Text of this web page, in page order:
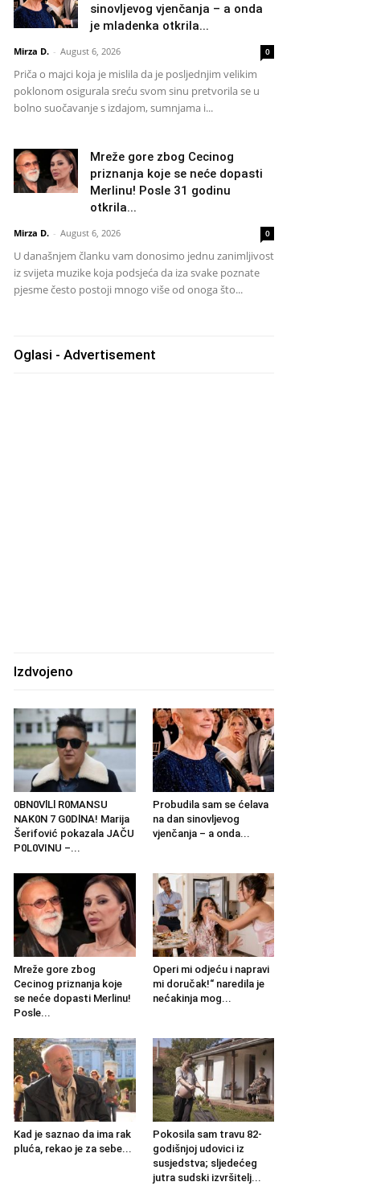
sinovljevog vjenčanja – a onda
je mladenka otkrila...
Mirza D. - August 6, 2026 0
Priča o majci koja je mislila da je posljednjim velikim
poklonom osigurala sreću svom sinu pretvorila se u
bolno suočavanje s izdajom, sumnjama i...
Mreže gore zbog Cecinog
priznanja koje se neće dopasti
Merlinu! Posle 31 godinu
otkrila...
Mirza D. - August 6, 2026 0
U današnjem članku vam donosimo jednu zanimljivost
iz svijeta muzike koja podsjeća da iza svake poznate
pjesme često postoji mnogo više od onoga što...
Oglasi - Advertisement
Izdvojeno
0BN0VlLl R0MANSU
NAK0N 7 G0DlNA! Marija
Šerifović pokazala JAČU
P0L0VINU –...
Probudila sam se ćelava
na dan sinovljevog
vjenčanja – a onda...
Mreže gore zbog
Cecinog priznanja koje
se neće dopasti Merlinu!
Posle...
Operi mi odjeću i napravi
mi doručak!“ naredila je
nećakinja mog...
Kad je saznao da ima rak
pluća, rekao je za sebe...
Pokosila sam travu 82-
godišnjoj udovici iz
susjedstva; sljedećeg
jutra sudski izvršitelj...